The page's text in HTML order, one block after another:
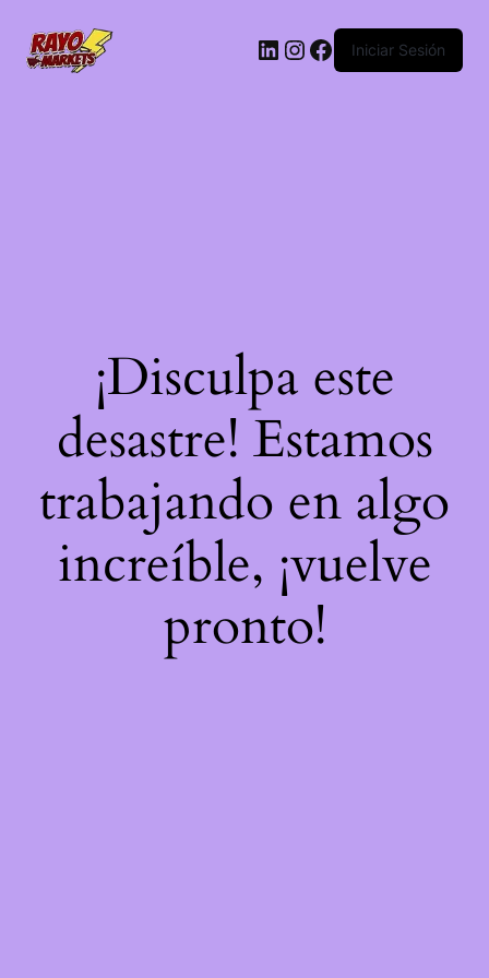
LinkedIn
Instagram
Facebook
Iniciar Sesión
¡Disculpa este
desastre! Estamos
trabajando en algo
increíble, ¡vuelve
pronto!